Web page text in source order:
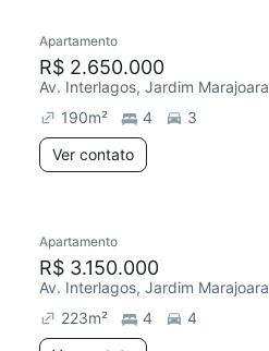
Apartamento
R$ 2.650.000
Av. Interlagos, Jardim Marajoara
190m² 4
3
Ver contato
Apartamento
R$ 3.150.000
Av. Interlagos, Jardim Marajoara
223m² 4
4